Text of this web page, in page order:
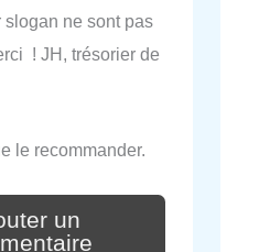
ne sont pas
! JH, trésorier de
le recommander.
un